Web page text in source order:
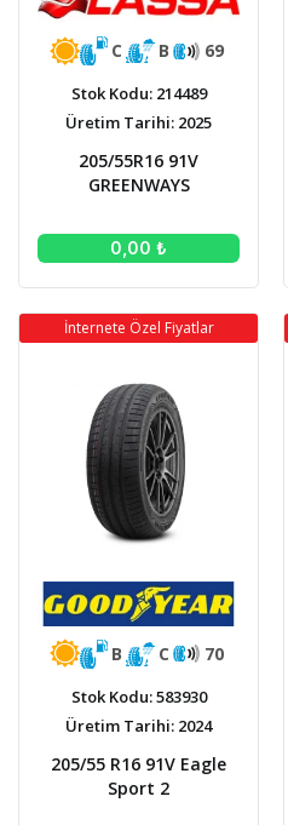
C B 69
Stok Kodu: 214489
Üretim Tarihi: 2025
205/55R16 91V
GREENWAYS
0,00 ₺
İnternete Özel Fiyatlar
B C 70
Stok Kodu: 583930
Üretim Tarihi: 2024
205/55 R16 91V Eagle
Sport 2